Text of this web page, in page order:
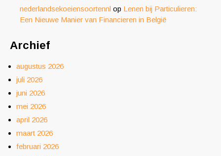
nederlandsekoeiensoortennl op Lenen bij Particulieren:
Een Nieuwe Manier van Financieren in België
Archief
augustus 2026
juli 2026
juni 2026
mei 2026
april 2026
maart 2026
februari 2026